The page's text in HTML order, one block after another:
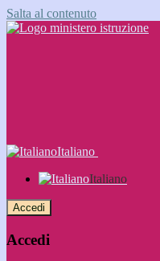
Salta al contenuto
Italiano
Italiano
Accedi
Accedi